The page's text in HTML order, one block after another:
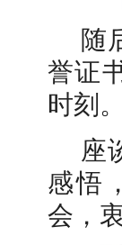
随
誉证
时刻。
座
感悟
会，